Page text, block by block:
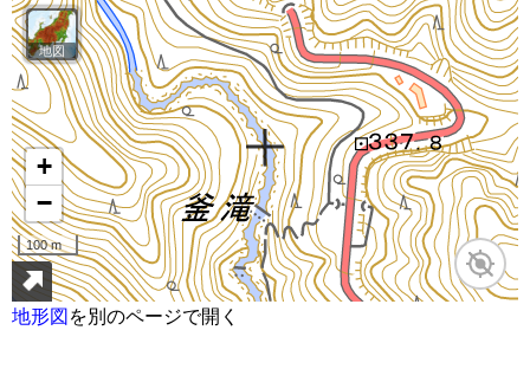
地形図 を別のページで開く